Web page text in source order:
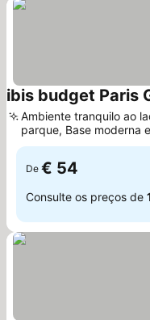
ibis budget Paris
Ambiente tranquilo ao
parque, Base moderna
industrial
De € 54
Consulte os preços de